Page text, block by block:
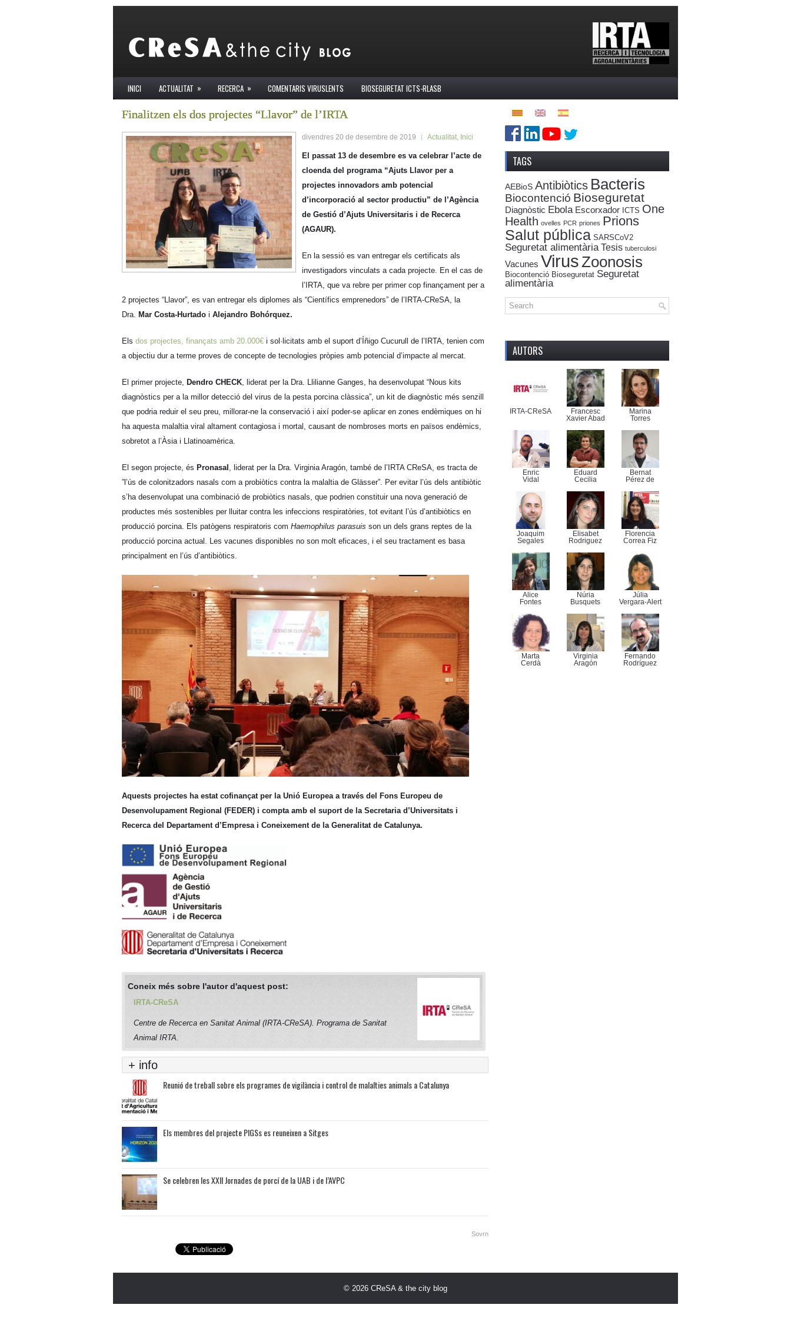
INICI ACTUALITAT » RECERCA » COMENTARIS VIRUSLENTS BIOSEGURETAT ICTS-RLASB
Finalitzen els dos projectes “Llavor” de l’IRTA
divendres 20 de desembre de 2019 Actualitat, Inici
El passat 13 de desembre es va celebrar l’acte de
cloenda del programa “Ajuts Llavor per a
projectes innovadors amb potencial
d’incorporació al sector productiu” de l’Agència
de Gestió d’Ajuts Universitaris i de Recerca
(AGAUR).
En la sessió es van entregar els certificats als
investigadors vinculats a cada projecte. En el cas de
l’IRTA, que va rebre per primer cop finançament per a
2 projectes “Llavor”, es van entregar els diplomes als “Científics emprenedors” de l’IRTA-CReSA, la
Dra. Mar Costa-Hurtado i Alejandro Bohórquez.
Els dos projectes, finançats amb 20.000€ i sol·licitats amb el suport d’Íñigo Cucurull de l’IRTA, tenien com
a objectiu dur a terme proves de concepte de tecnologies pròpies amb potencial d’impacte al mercat.
El primer projecte, Dendro CHECK, liderat per la Dra. Llilianne Ganges, ha desenvolupat “Nous kits
diagnòstics per a la millor detecció del virus de la pesta porcina clàssica”, un kit de diagnòstic més senzill
que podria reduir el seu preu, millorar-ne la conservació i així poder-se aplicar en zones endèmiques on hi
ha aquesta malaltia viral altament contagiosa i mortal, causant de nombroses morts en països endèmics,
sobretot a l’Àsia i Llatinoamèrica.
El segon projecte, és Pronasal , liderat per la Dra. Virginia Aragón, també de l’IRTA CReSA, es tracta de
”l’ús de colonitzadors nasals com a probiòtics contra la malaltia de Glässer”. Per evitar l’ús dels antibiòtic
s’ha desenvolupat una combinació de probiòtics nasals, que podrien constituir una nova generació de
productes més sostenibles per lluitar contra les infeccions respiratòries, tot evitant l’ús d’antibiòtics en
producció porcina. Els patògens respiratoris com Haemophilus parasuis son un dels grans reptes de la
producció porcina actual. Les vacunes disponibles no son molt eficaces, i el seu tractament es basa
principalment en l’ús d’antibiòtics.
Aquests projectes ha estat cofinançat per la Unió Europea a través del Fons Europeu de
Desenvolupament Regional (FEDER) i compta amb el suport de la Secretaria d’Universitats i
Recerca del Departament d’Empresa i Coneixement de la Generalitat de Catalunya.
Coneix més sobre l'autor d'aquest post:
IRTA-CReSA
Centre de Recerca en Sanitat Animal (IRTA-CReSA). Programa de Sanitat
Animal IRTA.
+ info
Reunió de treball sobre els programes de vigilància i control de malalties animals a Catalunya
Els membres del projecte PIGSs es reuneixen a Sitges
Se celebren les XXII Jornades de porcí de la UAB i de l’AVPC
Sovrn
TAGS
AEBioS Antibiòtics Bacteris
Biocontenció Bioseguretat
Diagnòstic Ebola Escorxador ICTS One
Health ovelles PCR priones Prions
Salut pública SARSCoV2
Seguretat alimentària Tesis tuberculosi
Vacunes VirusZoonosis
Biocontenció Bioseguretat Seguretat
alimentària
AUTORS
IRTA-CReSA
Francesc
Xavier Abad
Marina
Torres
Enric
Vidal
Eduard
Cecilia
Bernat
Pérez de
Joaquim
Segales
Elisabet
Rodriguez
Florencia
Correa Fiz
Alice
Fontes
Núria
Busquets
Júlia
Vergara-Alert
Marta
Cerdà
Virginia
Aragón
Fernando
Rodríguez
© 2026 CReSA & the city blog